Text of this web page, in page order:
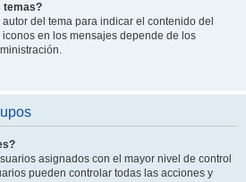
temas?
del tema para indicar el contenido del
en los mensajes depende de los
asignados con el mayor nivel de control
pueden controlar todas las acciones y